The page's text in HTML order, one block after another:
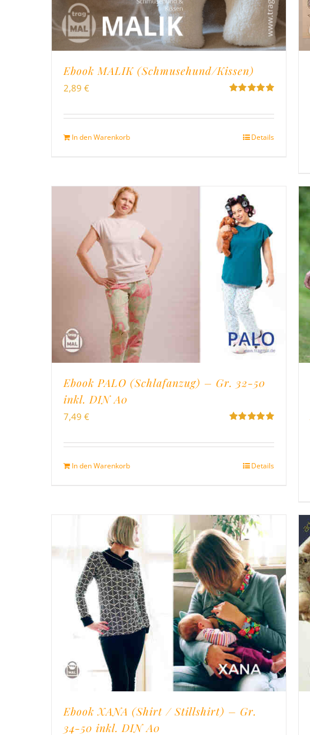
Ebook MALIK (Schmusehund/Kissen)
5
2,89 €
In den Warenkorb Details
Ebook PALO (Schlafanzug) – Gr. 32-50
inkl. DIN A0
5
7,49 €
In den Warenkorb Details
Ebook XANA (Shirt / Stillshirt) – Gr.
34-50 inkl. DIN A0